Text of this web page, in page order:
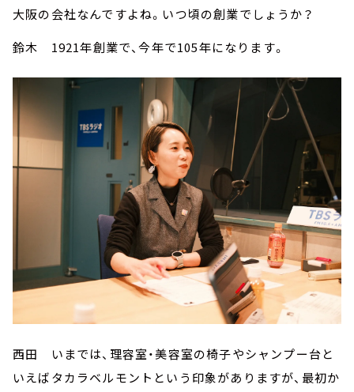
大阪の会社なんですよね。いつ頃の創業でしょうか？
鈴木 1921年創業で、今年で105年になります。
西田 いまでは、理容室・美容室の椅子やシャンプー台と
いえばタカラベルモントという印象がありますが、最初か